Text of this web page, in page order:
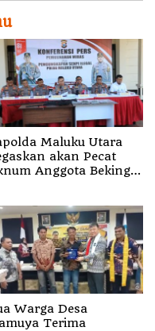
Maluku Utara
akan Pecat
Anggota Bekingi
Warga Desa
Terima